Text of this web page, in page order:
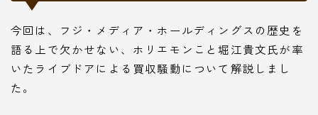
今回は、フジ・メディア・ホールディングスの歴史を
語る上で欠かせない、ホリエモンこと堀江貴文氏が率
いたライブドアによる買収騒動について解説しまし
た。